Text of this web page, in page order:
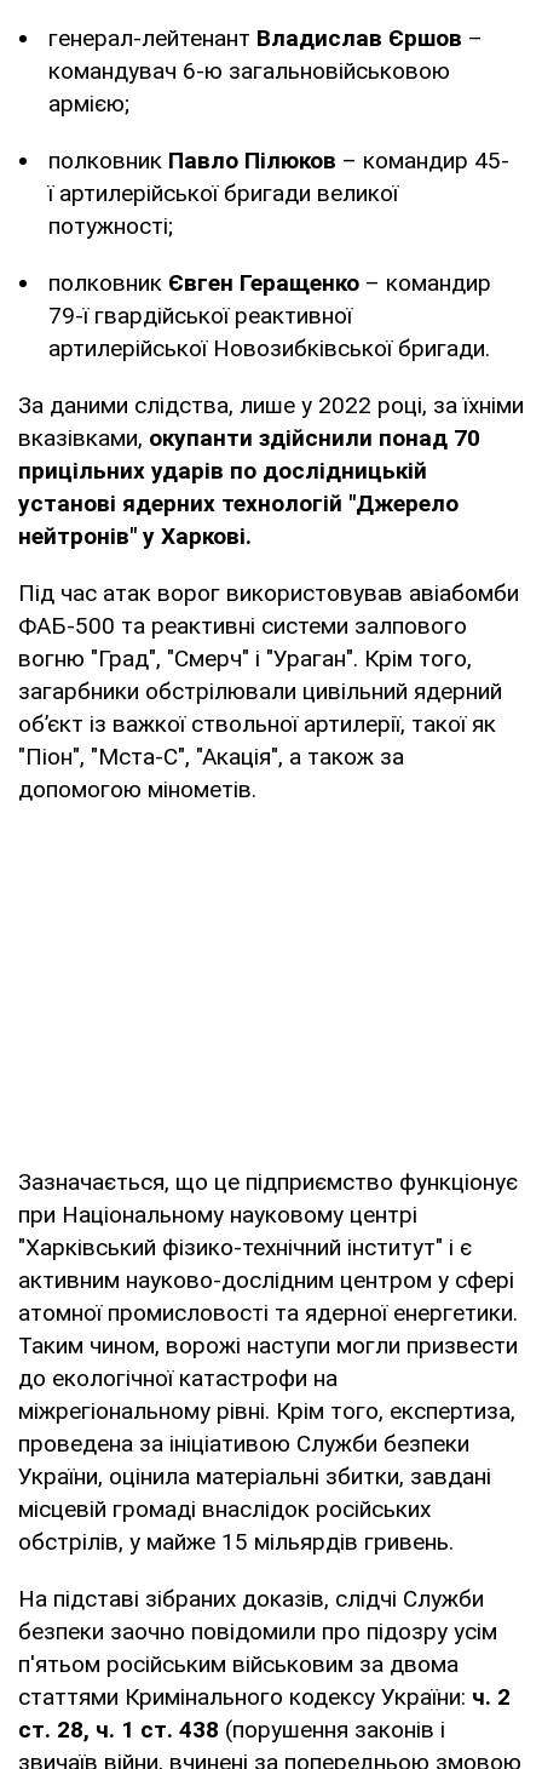
⁠генерал-лейтенант Владислав Єршов –
командувач 6-ю загальновійськовою
армією;
⁠полковник Павло Пілюков – командир 45-
ї артилерійської бригади великої
потужності;
полковник Євген Геращенко – командир
79-ї гвардійської реактивної
артилерійської Новозибківської бригади.
За даними слідства, лише у 2022 році, за їхніми
вказівками, окупанти здійснили понад 70
прицільних ударів по дослідницькій
установі ядерних технологій "Джерело
нейтронів" у Харкові.
Під час атак ворог використовував авіабомби
ФАБ-500 та реактивні системи залпового
вогню "Град", "Смерч" і "Ураган". Крім того,
загарбники обстрілювали цивільний ядерний
об’єкт із важкої ствольної артилерії, такої як
"Піон", "Мста-С", "Акація", а також за
допомогою мінометів.
Зазначається, що це підприємство функціонує
при Національному науковому центрі
"Харківський фізико-технічний інститут" і є
активним науково-дослідним центром у сфері
атомної промисловості та ядерної енергетики.
Таким чином, ворожі наступи могли призвести
до екологічної катастрофи на
міжрегіональному рівні. Крім того, експертиза,
проведена за ініціативою Служби безпеки
України, оцінила матеріальні збитки, завдані
місцевій громаді внаслідок російських
обстрілів, у майже 15 мільярдів гривень.
На підставі зібраних доказів, слідчі Служби
безпеки заочно повідомили про підозру усім
п'ятьом російським військовим за двома
статтями Кримінального кодексу України: ⁠ч. 2
ст. 28, ч. 1 ст. 438 (порушення законів і
звичаїв війни, вчинені за попередньою змовою